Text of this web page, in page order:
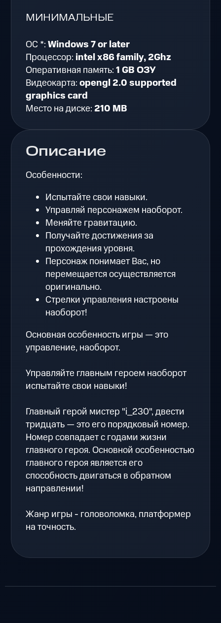
Описание
Особенности:
Испытайте свои навыки.
Управляй персонажем наоборот.
Меняйте гравитацию.
Получайте достижения за
прохождения уровня.
Персонаж понимает Вас, но
перемещается осуществляется
оригинально.
Стрелки управления настроены
наоборот!
Основная особенность игры — это
управление, наоборот.
Управляйте главным героем наоборот
испытайте свои навыки!
Главный герой мистер "i_230", двести
тридцать — это его порядковый номер.
Номер совпадает с годами жизни
главного героя. Основной особенностью
главного героя является его
способность двигаться в обратном
направлении!
Жанр игры - головоломка, платформер
на точность.
МИНИМАЛЬНЫЕ
ОС *:Windows 7 or later
Процессор: intel x86 family, 2Ghz
Оперативная память:1 GB ОЗУ
Видеокарта:opengl 2.0 supported
graphics card
Место на диске: 210 MB